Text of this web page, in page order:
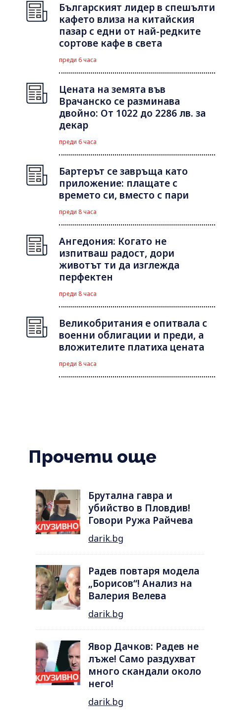
Българският лидер в спешълти
кафето влиза на китайския
пазар с едни от най-редките
сортове кафе в света
преди 6 часа
Цената на земята във
Врачанско се разминава
двойно: От 1022 до 2286 лв. за
декар
преди 6 часа
Бартерът се завръща като
приложение: плащате с
времето си, вместо с пари
преди 8 часа
Ангедония: Когато не
изпитваш радост, дори
животът ти да изглежда
перфектен
преди 8 часа
Великобритания е опитвала с
военни облигации и преди, а
вложителите платиха цената
преди 8 часа
Прочети още
Брутална гавра и
убийство в Пловдив!
Говори Ружа Райчева
darik.bg
Радев повтаря модела
„Борисов“! Анализ на
Валерия Велева
darik.bg
Явор Дачков: Радев не
лъже! Само раздухват
много скандали около
него!
darik.bg